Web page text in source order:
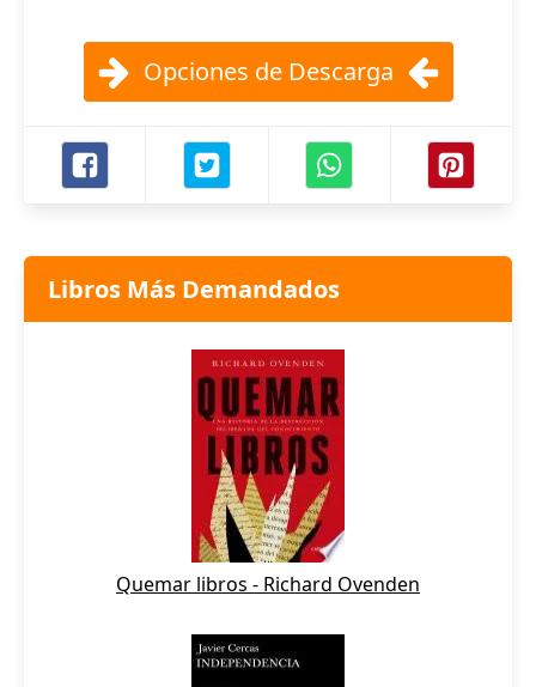
Opciones de Descarga
Libros Más Demandados
Quemar libros - Richard Ovenden